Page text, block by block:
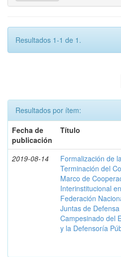
Resultados 1-1 de 1.
Resultados por ítem:
Fecha de
publicación
Título
2019-08-14
Formalización de
Terminación del
Marco de
Interinstitucional
Federación
Juntas de Defensa
Campesinado del
y la Defensoría